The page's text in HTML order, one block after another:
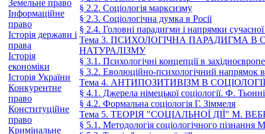
Земельне право
Інформаційне
право
Історія держави і
права
Історія
економіки
Історія України
Конкурентне
право
Конституційне
право
Кримінальне
§ 2.2. Соціологія марксизму
§ 2.3. Соціологічна думка в Росії
§ 2.4. Головні парадигми і напрямки сучасної
Тема 3. ПСИХОЛОГІЧНА ПАРАДИГМА В
НАТУРАЛІЗМУ
§ 3.1. Психологічні концепції в
§ 3.2. Еволюційно-психологічний напрямок в
Тема 4. АНТИПОЗИТИВІЗМ В
§ 4.1. Джерела німецької соціології. Ф.
§ 4.2. Формальна соціологія Г. Зіммеля
Тема 5. ТЕОРІЯ "СОЦІАЛЬНОЇ ДІЇ" М.
§ 5.1. Методологія соціологічного пізнання